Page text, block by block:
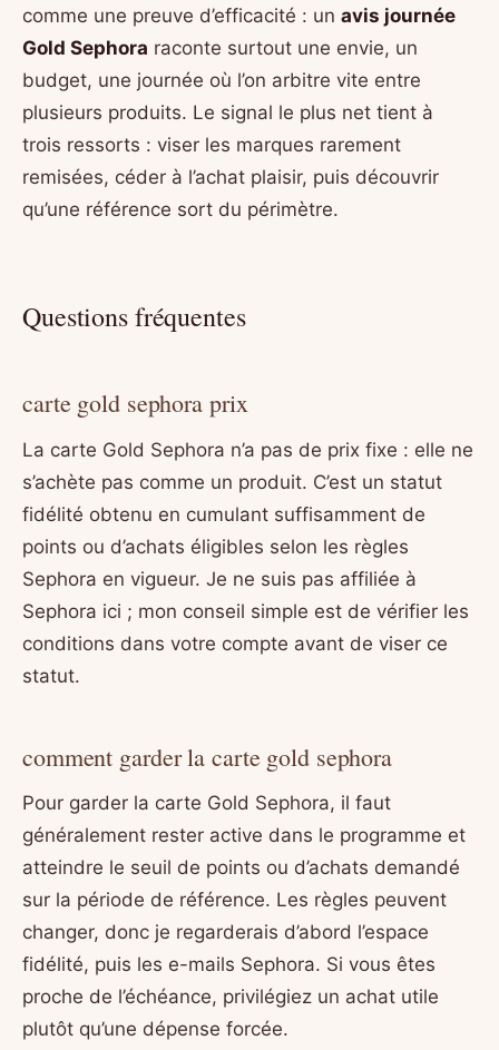
comme une preuve d’efficacité : un avis journée
Gold Sephora raconte surtout une envie, un
budget, une journée où l’on arbitre vite entre
plusieurs produits. Le signal le plus net tient à
trois ressorts : viser les marques rarement
remisées, céder à l’achat plaisir, puis découvrir
qu’une référence sort du périmètre.
Questions fréquentes
carte gold sephora prix
La carte Gold Sephora n’a pas de prix fixe : elle ne
s’achète pas comme un produit. C’est un statut
fidélité obtenu en cumulant suffisamment de
points ou d’achats éligibles selon les règles
Sephora en vigueur. Je ne suis pas affiliée à
Sephora ici ; mon conseil simple est de vérifier les
conditions dans votre compte avant de viser ce
statut.
comment garder la carte gold sephora
Pour garder la carte Gold Sephora, il faut
généralement rester active dans le programme et
atteindre le seuil de points ou d’achats demandé
sur la période de référence. Les règles peuvent
changer, donc je regarderais d’abord l’espace
fidélité, puis les e-mails Sephora. Si vous êtes
proche de l’échéance, privilégiez un achat utile
plutôt qu’une dépense forcée.